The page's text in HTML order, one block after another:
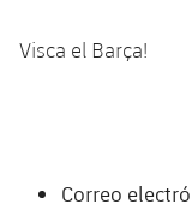
Calendario
Actualidad
Campus
plusicon
más
Visca el Barça!
Correo